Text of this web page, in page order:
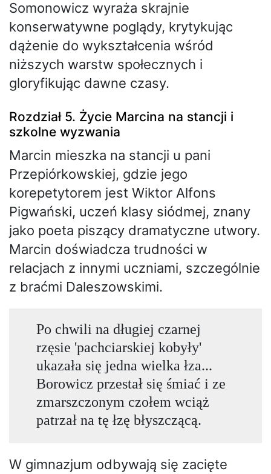
Somonowicz wyraża skrajnie
konserwatywne poglądy, krytykując
dążenie do wykształcenia wśród
niższych warstw społecznych i
gloryfikując dawne czasy.
Rozdział 5. Życie Marcina na stancji i
szkolne wyzwania
Marcin mieszka na stancji u pani
Przepiórkowskiej, gdzie jego
korepetytorem jest Wiktor Alfons
Pigwański, uczeń klasy siódmej, znany
jako poeta piszący dramatyczne utwory.
Marcin doświadcza trudności w
relacjach z innymi uczniami, szczególnie
z braćmi Daleszowskimi.
Po chwili na długiej czarnej
rzęsie 'pachciarskiej kobyły'
ukazała się jedna wielka łza...
Borowicz przestał się śmiać i ze
zmarszczonym czołem wciąż
patrzał na tę łzę błyszczącą.
W gimnazjum odbywają się zacięte